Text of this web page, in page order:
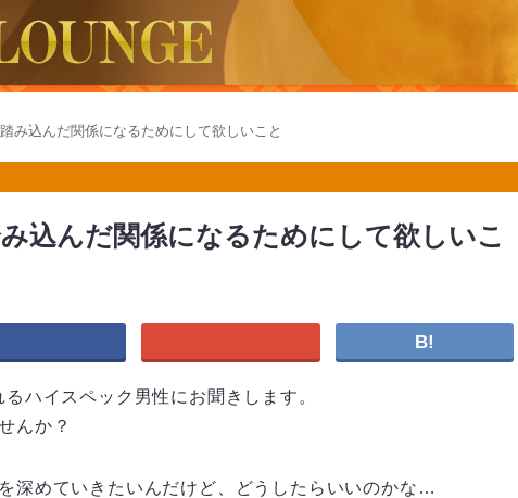
み込んだ関係になるためにして欲しいこと
込んだ関係になるためにして欲しいこ
B!
ハイスペック男性にお聞きします。
んか？
深めていきたいんだけど、どうしたらいいのかな…